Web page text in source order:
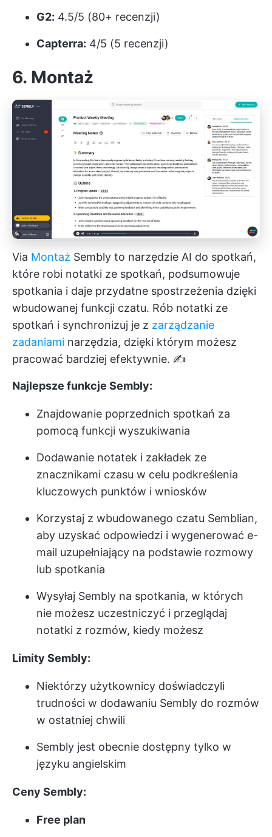
G2: 4.5/5 (80+ recenzji)
Capterra: 4/5 (5 recenzji)
6. Montaż
Via Montaż Sembly to narzędzie AI do spotkań,
które robi notatki ze spotkań, podsumowuje
spotkania i daje przydatne spostrzeżenia dzięki
wbudowanej funkcji czatu. Rób notatki ze
spotkań i synchronizuj je z zarządzanie
zadaniami narzędzia, dzięki którym możesz
pracować bardziej efektywnie. ✍️
Najlepsze funkcje Sembly:
Znajdowanie poprzednich spotkań za
pomocą funkcji wyszukiwania
Dodawanie notatek i zakładek ze
znacznikami czasu w celu podkreślenia
kluczowych punktów i wniosków
Korzystaj z wbudowanego czatu Semblian,
aby uzyskać odpowiedzi i wygenerować e-
mail uzupełniający na podstawie rozmowy
lub spotkania
Wysyłaj Sembly na spotkania, w których
nie możesz uczestniczyć i przeglądaj
notatki z rozmów, kiedy możesz
Limity Sembly:
Niektórzy użytkownicy doświadczyli
trudności w dodawaniu Sembly do rozmów
w ostatniej chwili
Sembly jest obecnie dostępny tylko w
języku angielskim
Ceny Sembly:
Free plan